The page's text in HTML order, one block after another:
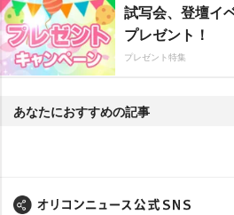
試写会、登壇イ
プレゼント！
プレゼント特集
あなたにおすすめの記事